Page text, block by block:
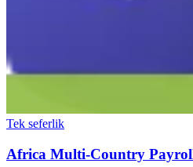
Tek seferlik
Africa Multi-Country